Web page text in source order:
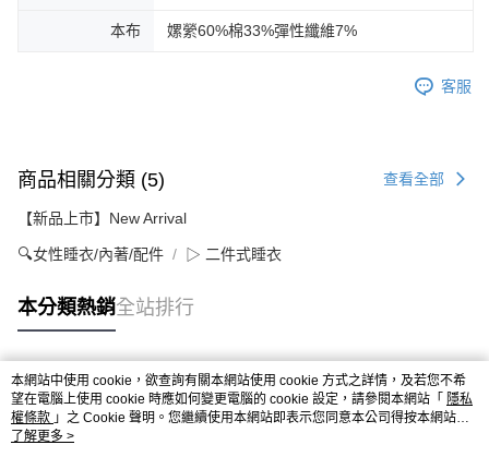
本布 嫘縈60%棉33%彈性纖維7%
客服
商品相關分類 (5) 查看全部
【新品上市】New Arrival
🔍女性睡衣/內著/配件 ▷ 二件式睡衣
本分類熱銷全站排行
熱門標籤
本網站中使用 cookie，欲查詢有關本網站使用 cookie 方式之詳情，及若您不希
望在電腦上使用 cookie 時應如何變更電腦的 cookie 設定，請參閱本網站「 隱私
權條款 」之 Cookie 聲明。您繼續使用本網站即表示您同意本公司得按本網站使
用條款之 Cookie 聲明使用 cookie。
了解更多 >